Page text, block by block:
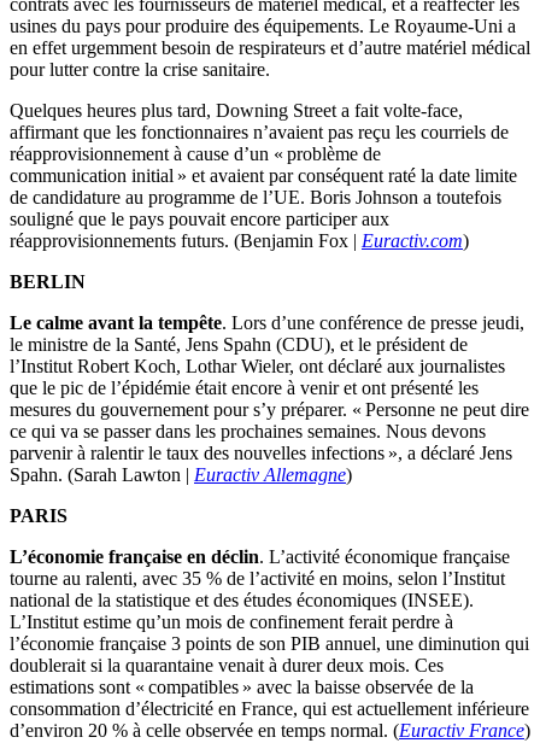
contrats avec les fournisseurs de matériel médical, et à réaffecter les
usines du pays pour produire des équipements. Le Royaume-Uni a
en effet urgemment besoin de respirateurs et d’autre matériel médical
pour lutter contre la crise sanitaire.
Quelques heures plus tard, Downing Street a fait volte-face,
affirmant que les fonctionnaires n’avaient pas reçu les courriels de
réapprovisionnement à cause d’un « problème de
communication initial » et avaient par conséquent raté la date limite
de candidature au programme de l’UE. Boris Johnson a toutefois
souligné que le pays pouvait encore participer aux
réapprovisionnements futurs. (Benjamin Fox | Euractiv.com)
BERLIN
Le calme avant la tempête. Lors d’une conférence de presse jeudi,
le ministre de la Santé, Jens Spahn (CDU), et le président de
l’Institut Robert Koch, Lothar Wieler, ont déclaré aux journalistes
que le pic de l’épidémie était encore à venir et ont présenté les
mesures du gouvernement pour s’y préparer. « Personne ne peut dire
ce qui va se passer dans les prochaines semaines. Nous devons
parvenir à ralentir le taux des nouvelles infections », a déclaré Jens
Spahn. (Sarah Lawton | Euractiv Allemagne)
PARIS
L’économie française en déclin. L’activité économique française
tourne au ralenti, avec 35 % de l’activité en moins, selon l’Institut
national de la statistique et des études économiques (INSEE).
L’Institut estime qu’un mois de confinement ferait perdre à
l’économie française 3 points de son PIB annuel, une diminution qui
doublerait si la quarantaine venait à durer deux mois. Ces
estimations sont « compatibles » avec la baisse observée de la
consommation d’électricité en France, qui est actuellement inférieure
d’environ 20 % à celle observée en temps normal. (Euractiv France)